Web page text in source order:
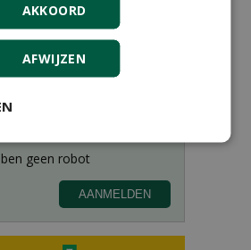
voor onze digitale
AKKOORD
AFWIJZEN